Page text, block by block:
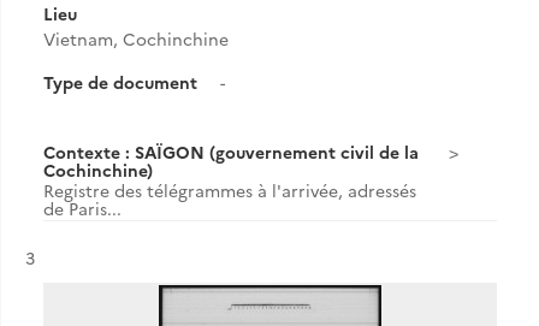
Lieu
Vietnam, Cochinchine
Type de document
-
Contexte : SAÏGON (gouvernement civil de la
Cochinchine)
Registre des télégrammes à l'arrivée, adressés
de Paris...
Résultat n°
3